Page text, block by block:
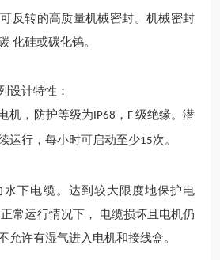
反转的高质量机械密封。机械密封
化硅或碳化钨。
设计特性：
机， 防护等级为IP68 ， F 级绝缘。潜
运行，每小时可启动至少15次。
水下电缆。达到较大限度地保护电
常运行情况下，
电缆损坏且电机仍
允许有湿气进入电机和接线盒。